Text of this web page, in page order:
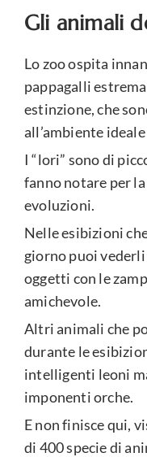
Gli animali
Lo zoo ospita
pappagalli
estinzione, che
all’ambiente
I “lori” sono di
fanno notare per
evoluzioni.
Nelle esibizioni
giorno puoi
oggetti con le
amichevole.
Altri animali che
durante le
intelligenti leoni
imponenti orche.
E non finisce qui,
di 400 specie di